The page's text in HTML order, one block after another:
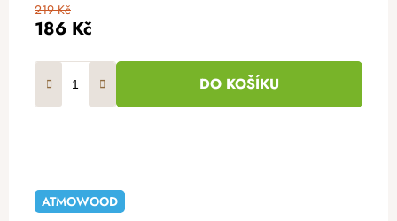
186 Kč
219 Kč
DO KOŠÍKU
ATMOWOOD